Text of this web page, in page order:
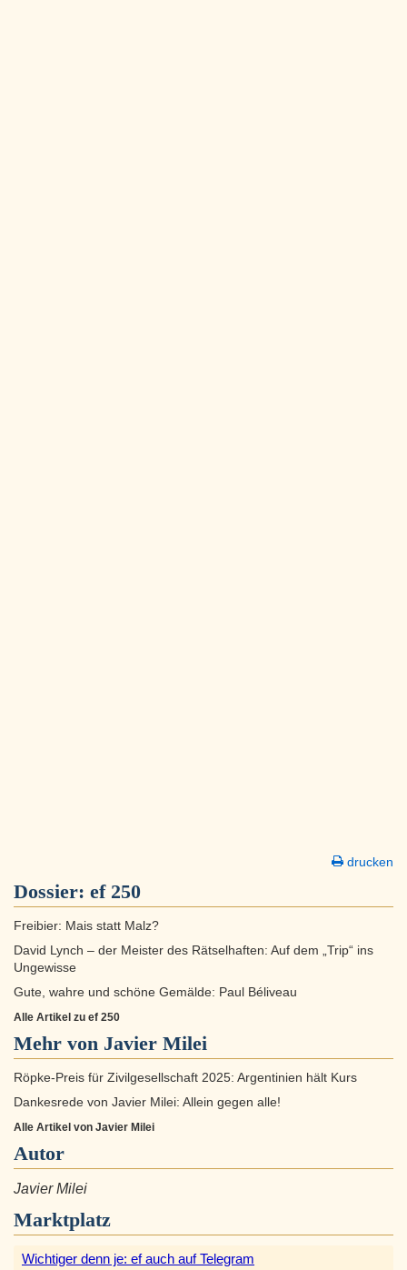
drucken
Dossier: ef 250
Freibier: Mais statt Malz?
David Lynch – der Meister des Rätselhaften: Auf dem „Trip“ ins
Ungewisse
Gute, wahre und schöne Gemälde: Paul Béliveau
Alle Artikel zu ef 250
Mehr von Javier Milei
Röpke-Preis für Zivilgesellschaft 2025: Argentinien hält Kurs
Dankesrede von Javier Milei: Allein gegen alle!
Alle Artikel von Javier Milei
Autor
Javier Milei
Marktplatz
Wichtiger denn je: ef auch auf Telegram